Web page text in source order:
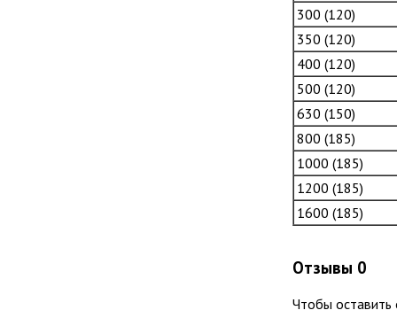
300 (120)
350 (120)
400 (120)
500 (120)
630 (150)
800 (185)
1000 (185)
1200 (185)
1600 (185)
Отзывы 0
Чтобы оcтавить